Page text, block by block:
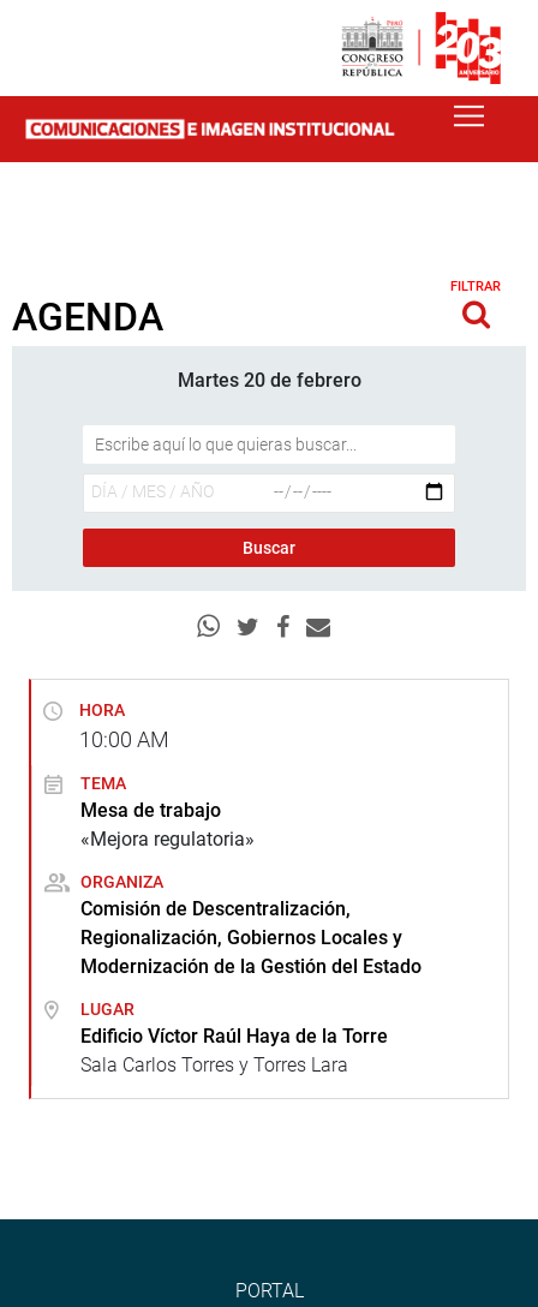
AGENDA
FILTRAR
Martes 20 de febrero
HORA
10:00 AM
TEMA
Mesa de trabajo
«Mejora regulatoria»
ORGANIZA
Comisión de Descentralización,
Regionalización, Gobiernos Locales y
Modernización de la Gestión del Estado
LUGAR
Edificio Víctor Raúl Haya de la Torre
Sala Carlos Torres y Torres Lara
PORTAL